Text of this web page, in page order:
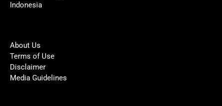
Indonesia
About Us
Terms of Use
Disclaimer
Media Guidelines